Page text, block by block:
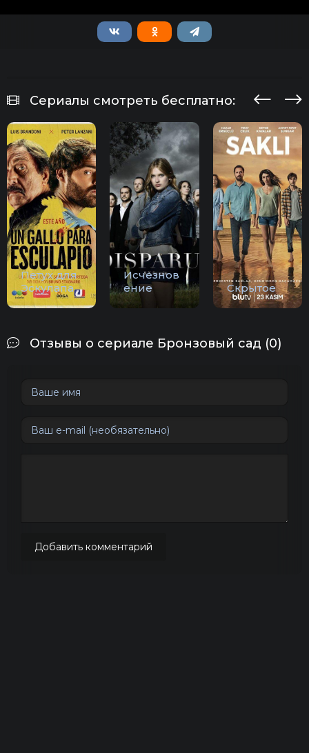
Сериалы смотреть бесплатно:
Петух для
Эскулапа
Исчезнов
ение
Скрытое
Отзывы о сериале Бронзовый сад (0)
Добавить комментарий